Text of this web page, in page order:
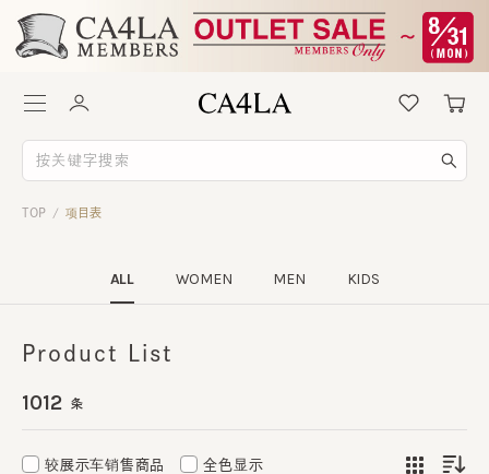
TOP / 项目表
ALL WOMEN MEN KIDS
Product List
1012 条
较展示车销售商品 全色显示